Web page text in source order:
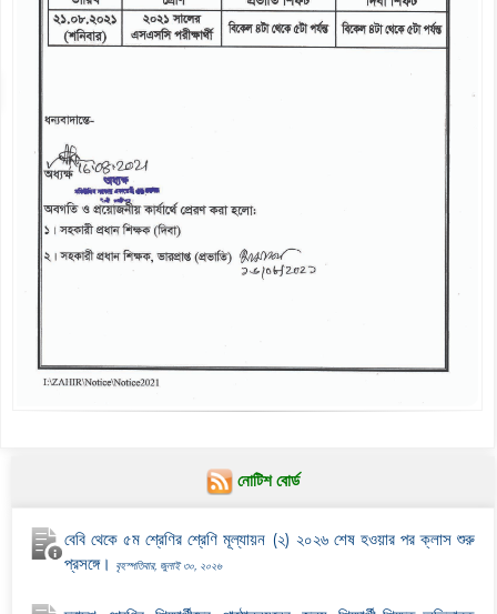
নোটিশ বোর্ড
বেবি থেকে ৫ম শ্রেণির শ্রেণি মূল্যায়ন (২) ২০২৬ শেষ হওয়ার পর ক্লাস শুরু
প্রসঙ্গে।
বৃহস্পতিবার, জুলাই ৩০, ২০২৬